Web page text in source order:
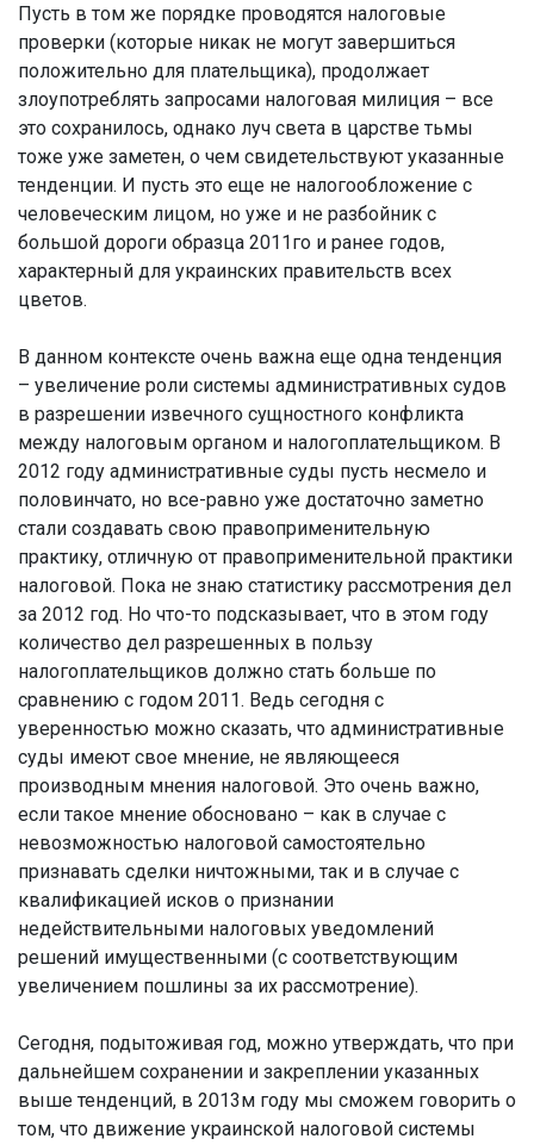
Пусть в том же порядке проводятся налоговые
проверки (которые никак не могут завершиться
положительно для плательщика), продолжает
злоупотреблять запросами налоговая милиция – все
это сохранилось, однако луч света в царстве тьмы
тоже уже заметен, о чем свидетельствуют указанные
тенденции. И пусть это еще не налогообложение с
человеческим лицом, но уже и не разбойник с
большой дороги образца 2011го и ранее годов,
характерный для украинских правительств всех
цветов.
В данном контексте очень важна еще одна тенденция
– увеличение роли системы административных судов
в разрешении извечного сущностного конфликта
между налоговым органом и налогоплательщиком. В
2012 году административные суды пусть несмело и
половинчато, но все-равно уже достаточно заметно
стали создавать свою правоприменительную
практику, отличную от правоприменительной практики
налоговой. Пока не знаю статистику рассмотрения дел
за 2012 год. Но что-то подсказывает, что в этом году
количество дел разрешенных в пользу
налогоплательщиков должно стать больше по
сравнению с годом 2011. Ведь сегодня с
уверенностью можно сказать, что административные
суды имеют свое мнение, не являющееся
производным мнения налоговой. Это очень важно,
если такое мнение обосновано – как в случае с
невозможностью налоговой самостоятельно
признавать сделки ничтожными, так и в случае с
квалификацией исков о признании
недействительными налоговых уведомлений
решений имущественными (с соответствующим
увеличением пошлины за их рассмотрение).
Сегодня, подытоживая год, можно утверждать, что при
дальнейшем сохранении и закреплении указанных
выше тенденций, в 2013м году мы сможем говорить о
том, что движение украинской налоговой системы